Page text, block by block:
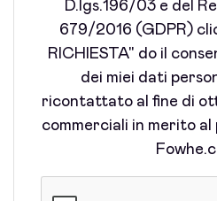
D.lgs.196/03 e del
679/2016 (GDPR)
RICHIESTA" do il
dei miei dati
ricontattato al fine di
commerciali in merito